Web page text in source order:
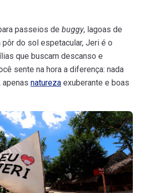
passeios de buggy, lagoas de
do sol espetacular, Jeri é o
que buscam descanso e
sente na hora a diferença: nada
apenas natureza exuberante e boas